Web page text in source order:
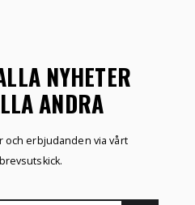
NYHETER
ANDRA
och erbjudanden via vårt